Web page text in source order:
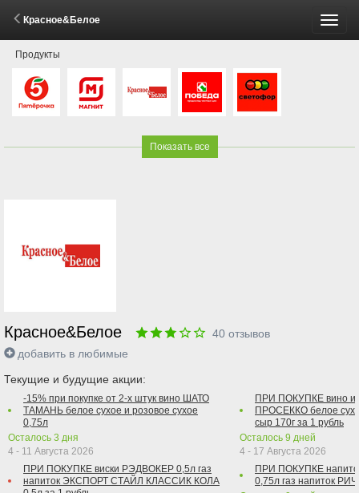
Красное&Белое
Продукты
Показать все
Красное&Белое 40 отзывов
добавить в любимые
Текущие и будущие акции:
-15% при покупке от 2-х штук вино ШАТО
ТАМАНЬ белое сухое и розовое сухое
0,75л
Осталось 3 дня
4 - 11 Августа 2026
ПРИ ПОКУПКЕ виски РЭДВОКЕР 0,5л газ
напиток ЭКСПОРТ СТАЙЛ КЛАССИК КОЛА
ПРИ ПОКУПКЕ вино
ПРОСЕККО белое
сыр 170г за 1 рубль
Осталось 9 дней
4 - 17 Августа 2026
ПРИ ПОКУПКЕ
0,75л газ напиток